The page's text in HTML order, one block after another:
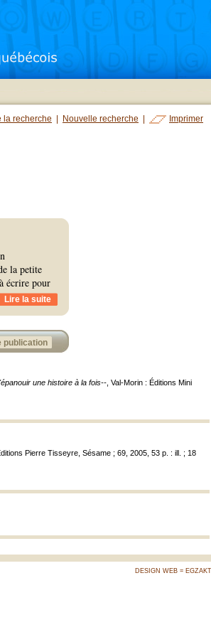
la recherche Nouvelle recherche Imprimer
la petite
écrire pour
Lire la suite
publication
une histoire à la fois-- , Val-Morin : Éditions Mini
Pierre Tisseyre, Sésame ; 69, 2005, 53 p. : ill. ; 18
DESIGN WEB = EGZAKT